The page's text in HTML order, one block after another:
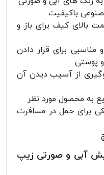
باکیفیت
کیف برای باز و
برای قرار دادن
پوستی
از آسیب دیدن آن
به محصول مورد نظر
برای حمل در مسافرت
آبی و صورتی زیپ